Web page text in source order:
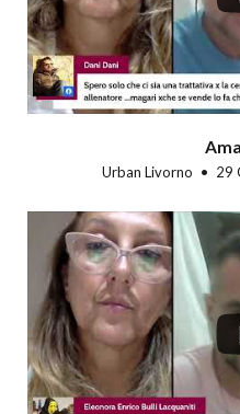
Urban Livorno 29